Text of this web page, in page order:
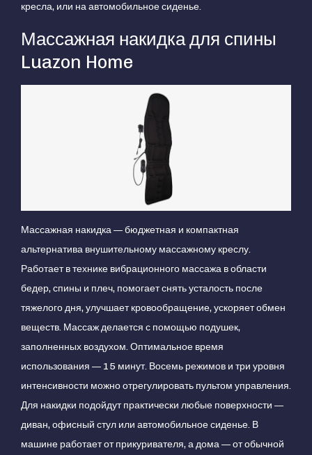
кресла, или на автомобильное сиденье.
Массажная накидка для спины
Luazon Home
Массажная накидка — бюджетная и компактная
альтернатива внушительному массажному креслу.
Работает в технике вибрационного массажа в области
бедер, спины и плеч, помогает снять усталость после
тяжелого дня, улучшает кровообращение, ускоряет обмен
веществ. Массаж делается с помощью подушек,
заполненных воздухом. Оптимальное время
использования — 15 минут. Восемь режимов и три уровня
интенсивности можно отрегулировать пультом управления.
Для накидки подойдут практически любые поверхности —
диван, офисный стул или автомобильное сиденье. В
машине работает от прикуривателя, а дома — от обычной